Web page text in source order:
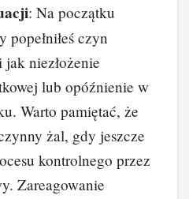
: Na początku
czyn
niezłożenie
lub opóźnienie w
Warto pamiętać, że
żal, gdy jeszcze
kontrolnego przez
Zareagowanie